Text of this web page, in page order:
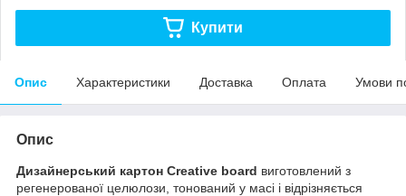
Купити
Опис Характеристики Доставка Оплата Умови
Опис
Дизайнерський картон Creative board виготовлений з
регенерованої целюлози, тонований у масі і відрізняється